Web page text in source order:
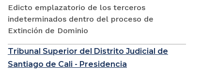
Edicto emplazatorio de los terceros
indeterminados dentro del proceso de
Extinción de Dominio
Tribunal Superior del Distrito Judicial de
Santiago de Cali - Presidencia